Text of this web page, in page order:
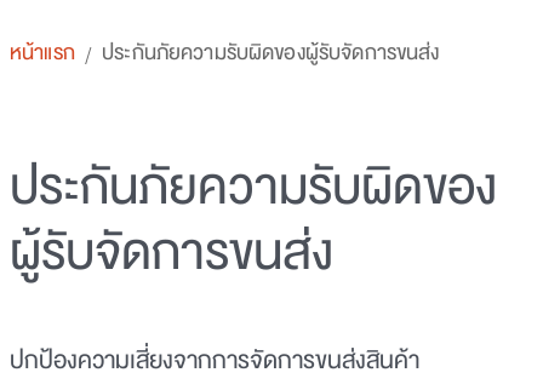
หน้าแรก / ประกันภัยความรับผิดของผู้รับจัดการขนส่ง
ประกันภัยความรับผิดของ
ผู้รับจัดการขนส่ง
ปกป้องความเสี่ยงจากการจัดการขนส่งสินค้า